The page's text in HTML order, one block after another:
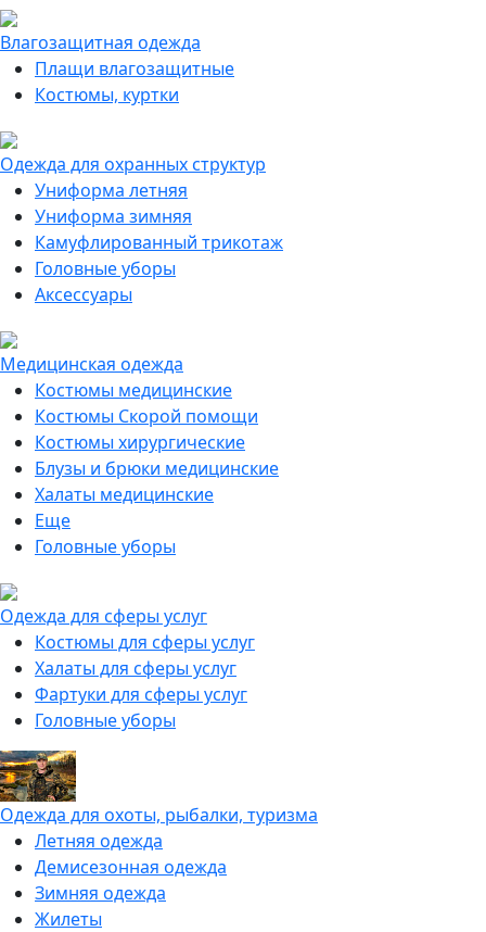
Влагозащитная одежда
Плащи влагозащитные
Костюмы, куртки
Одежда для охранных структур
Униформа летняя
Униформа зимняя
Камуфлированный трикотаж
Головные уборы
Аксессуары
Медицинская одежда
Костюмы медицинские
Костюмы Скорой помощи
Костюмы хирургические
Блузы и брюки медицинские
Халаты медицинские
Еще
Головные уборы
Одежда для сферы услуг
Костюмы для сферы услуг
Халаты для сферы услуг
Фартуки для сферы услуг
Головные уборы
Одежда для охоты, рыбалки, туризма
Летняя одежда
Демисезонная одежда
Зимняя одежда
Жилеты